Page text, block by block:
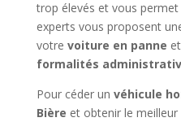
trop élevés et vous
experts vous proposent
votre voiture en panne
formalités
Pour céder un véhicule
Bière et obtenir le meilleur